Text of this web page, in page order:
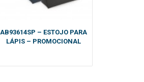
AB93614SP – ESTOJO PARA
LÁPIS – PROMOCIONAL